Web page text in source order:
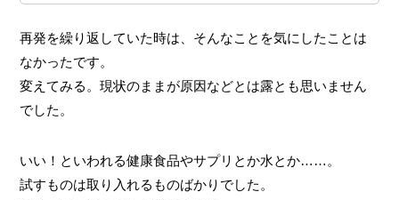
再発を繰り返していた時は、そんなことを気にしたことは
なかったです。
変えてみる。現状のままが原因などとは露とも思いません
でした。
いい！といわれる健康食品やサプリとか水とか……。
試すものは取り入れるものばかりでした。